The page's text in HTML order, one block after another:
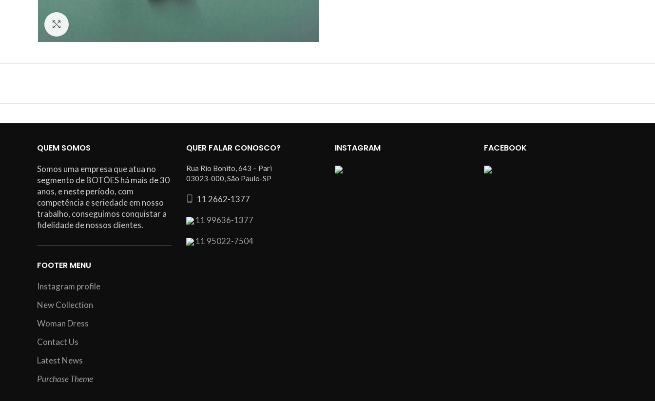
QUEM SOMOS
Somos uma empresa que atua no
segmento de BOTÕES há mais de 30
anos, e neste período, com
competência e seriedade em nosso
trabalho, conseguimos conquistar a
fidelidade de nossos clientes.
FOOTER MENU
Instagram profile
New Collection
Woman Dress
Contact Us
Latest News
Purchase Theme
QUER FALAR CONOSCO?
Rua Rio Bonito, 643 – Pari
03023-000, São Paulo-SP
11 2662-1377
11 99636-1377
11 95022-7504
INSTAGRAM FACEBOOK